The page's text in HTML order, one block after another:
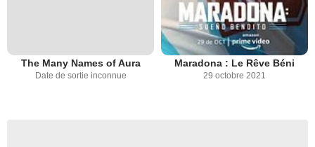
The Many Names of Aura
Date de sortie inconnue
Maradona : Le Rêve Béni
29 octobre 2021